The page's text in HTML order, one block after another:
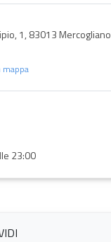
1, 83013 Mercogliano
mappa
23:00